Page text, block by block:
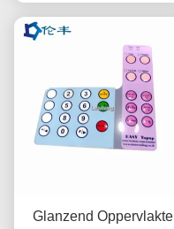
Glanzend Oppervlakte